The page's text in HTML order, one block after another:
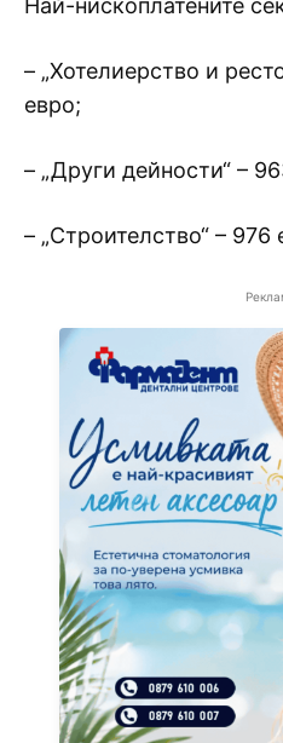
Най-нископлатените
– „Хотелиерство и
евро;
– „Други дейности“ –
– „Строителство“ – 976